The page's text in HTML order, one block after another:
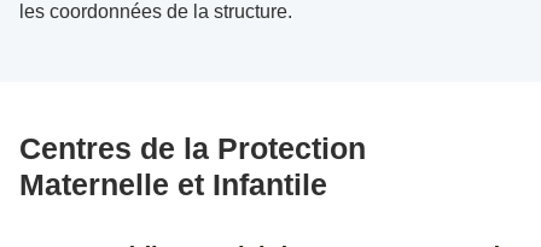
les coordonnées de la structure.
Centres de la Protection
Maternelle et Infantile